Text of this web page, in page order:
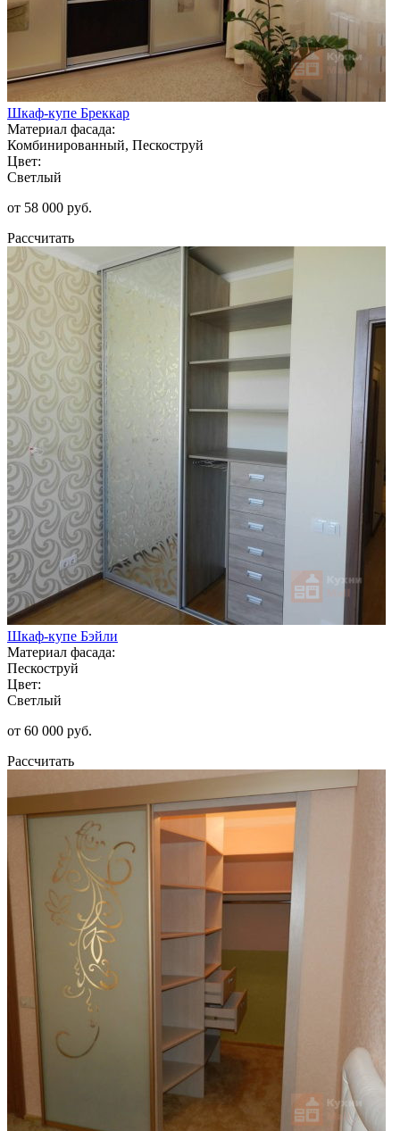
Шкаф-купе Бреккар
Материал фасада:
Комбинированный, Пескоструй
Цвет:
Светлый
от 58 000 руб.
Рассчитать
Шкаф-купе Бэйли
Материал фасада:
Пескоструй
Цвет:
Светлый
от 60 000 руб.
Рассчитать